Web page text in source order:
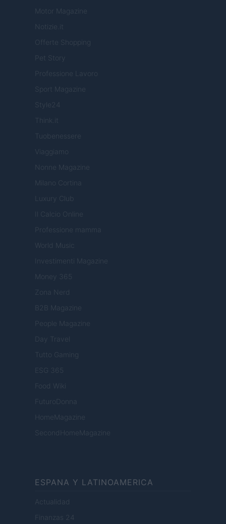
Motor Magazine
Notizie.it
Offerte Shopping
Pet Story
Professione Lavoro
Sport Magazine
Style24
Think.it
Tuobenessere
Viaggiamo
Nonne Magazine
Milano Cortina
Luxury Club
Il Calcio Online
Professione mamma
World Music
Investimenti Magazine
Money 365
Zona Nerd
B2B Magazine
People Magazine
Day Travel
Tutto Gaming
ESG 365
Food Wiki
FuturoDonna
HomeMagazine
SecondHomeMagazine
ESPANA Y LATINOAMERICA
Actualidad
Finanzas 24